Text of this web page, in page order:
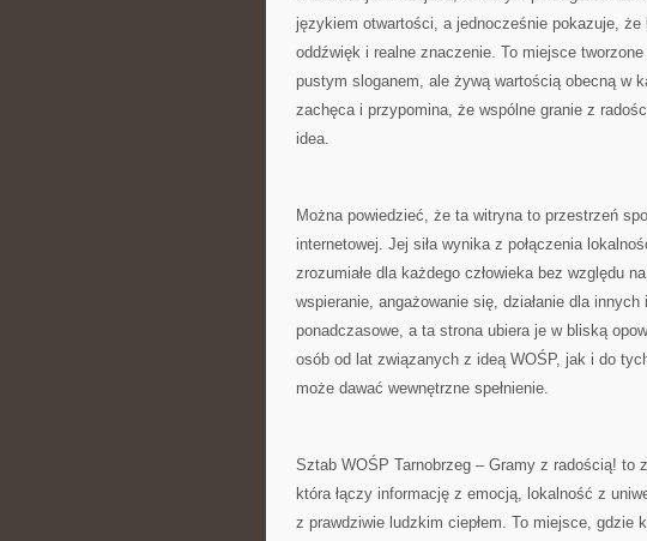
językiem otwartości, a jednocześnie pokazuje,
oddźwięk i realne znaczenie. To miejsce
pustym sloganem, ale żywą wartością obecną w
zachęca i przypomina, że wspólne granie z
idea.
Można powiedzieć, że ta witryna to przestrzeń
internetowej. Jej siła wynika z połączenia
zrozumiałe dla każdego człowieka bez względu
wspieranie, angażowanie się, działanie dla
ponadczasowe, a ta strona ubiera je w bliską
osób od lat związanych z ideą WOŚP, jak i do
może dawać wewnętrzne spełnienie.
Sztab WOŚP Tarnobrzeg – Gramy z radością! to
która łączy informację z emocją, lokalność z
z prawdziwie ludzkim ciepłem. To miejsce, gdzie